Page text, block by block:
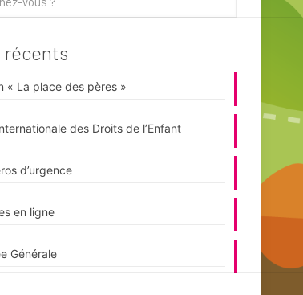
récents
« La place des pères »
des Droits de l’Enfant
d’urgence
en ligne
Générale